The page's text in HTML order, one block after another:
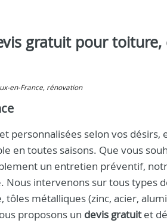
gratuit pour
en-France, rénovation
personnalisées selon vos désirs,
en toutes saisons. Que vous
un entretien préventif,
Nous intervenons sur tous types
métalliques (zinc, acier,
proposons un devis gratuitet